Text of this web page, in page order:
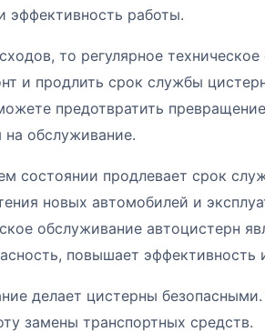
эффективность работы.
то регулярное
и продлить срок службы
предотвратить
на обслуживание.
состоянии продлевает срок
новых автомобилей и
обслуживание автоцистерн
повышает
делает цистерны
замены транспортных средств.